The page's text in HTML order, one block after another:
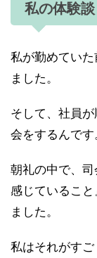
私の体験
私が勤めてい
ました。
そして、社員
会をするんです
朝礼の中で、
感じているこ
ました。
私はそれがす